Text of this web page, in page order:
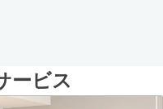
ービス